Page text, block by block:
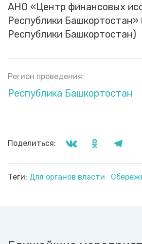
АНО «Центр финансовых
Республики
Республики Башкортостан)
Регион проведения:
Республика Башкортостан
Поделиться:
Теги: Для органов власти